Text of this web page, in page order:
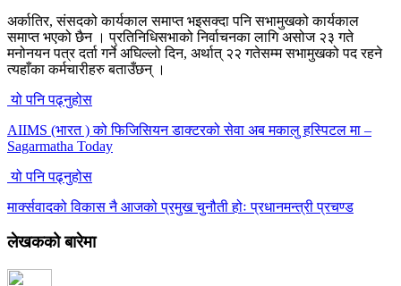
अर्कातिर, संसदको कार्यकाल समाप्त भइसक्दा पनि सभामुखको कार्यकाल
समाप्त भएको छैन । प्रतिनिधिसभाको निर्वाचनका लागि असोज २३ गते
मनोनयन पत्र दर्ता गर्ने अघिल्लो दिन, अर्थात् २२ गतेसम्म सभामुखको पद रहने
त्यहाँका कर्मचारीहरु बताउँछन् ।
यो पनि पढ्नुहोस
AIIMS (भारत ) को फिजिसियन डाक्टरको सेवा अब मकालु हस्पिटल मा –
Sagarmatha Today
यो पनि पढ्नुहोस
मार्क्सवादको विकास नै आजको प्रमुख चुनौती होः प्रधानमन्त्री प्रचण्ड
लेखकको बारेमा